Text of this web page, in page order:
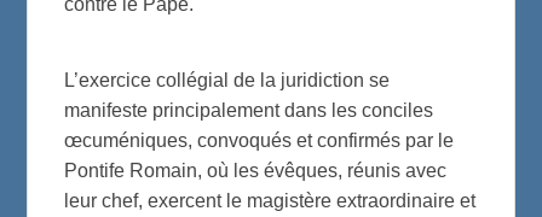
L’exercice collégial de la juridiction se
manifeste principalement dans les conciles
œcuméniques, convoqués et confirmés par le
Pontife Romain, où les évêques, réunis avec
leur chef, exercent le magistère extraordinaire et